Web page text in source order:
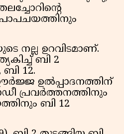
നല്ല ഉറവിടമാണ്.
ബി 2
12.
ഉൽപ്പാദനത്തിന്
പ്രവർത്തനത്തിനും
ബി 12